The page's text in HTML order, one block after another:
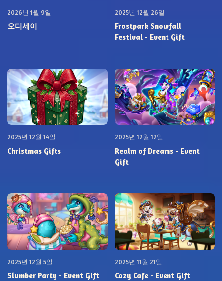
2026년 1월 9일
오디세이
2025년 12월 26일
Frostpark Snowfall
Festival - Event Gift
2025년 12월 14일
Christmas Gifts
2025년 12월 12일
Realm of Dreams - Event
Gift
2025년 12월 5일
Slumber Party - Event Gift
2025년 11월 21일
Cozy Cafe - Event Gift